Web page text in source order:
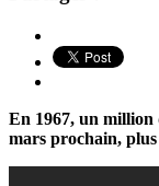
En 1967, un million
mars prochain, plus